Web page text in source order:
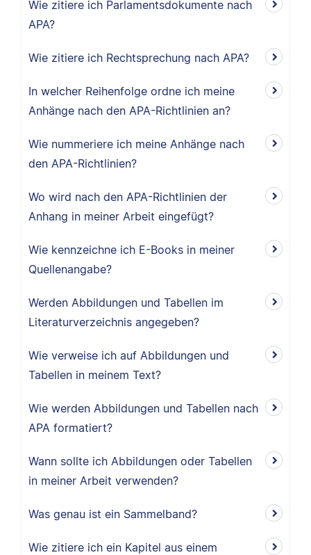
Wie zitiere ich Parlamentsdokumente nach
APA?
Wie zitiere ich Rechtsprechung nach APA?
In welcher Reihenfolge ordne ich meine
Anhänge nach den APA-Richtlinien an?
Wie nummeriere ich meine Anhänge nach
den APA-Richtlinien?
Wo wird nach den APA-Richtlinien der
Anhang in meiner Arbeit eingefügt?
Wie kennzeichne ich E-Books in meiner
Quellenangabe?
Werden Abbildungen und Tabellen im
Literaturverzeichnis angegeben?
Wie verweise ich auf Abbildungen und
Tabellen in meinem Text?
Wie werden Abbildungen und Tabellen nach
APA formatiert?
Wann sollte ich Abbildungen oder Tabellen
in meiner Arbeit verwenden?
Was genau ist ein Sammelband?
Wie zitiere ich ein Kapitel aus einem